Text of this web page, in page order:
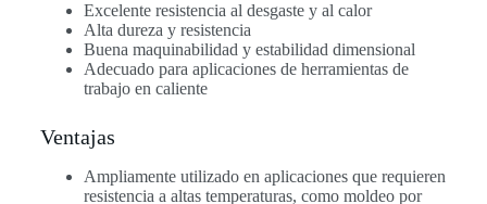
Excelente resistencia al desgaste y al calor
Alta dureza y resistencia
Buena maquinabilidad y estabilidad dimensional
Adecuado para aplicaciones de herramientas de
trabajo en caliente
Ventajas
Ampliamente utilizado en aplicaciones que requieren
resistencia a altas temperaturas, como moldeo por